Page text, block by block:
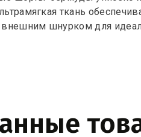
ткань
шнурком для